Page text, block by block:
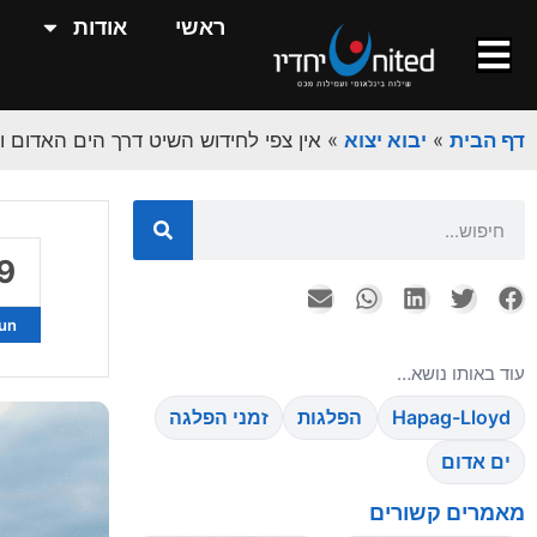
ראשי אודות
דף הבית » יבוא יצוא » אין צפי לחידוש השיט דרך הים
עוד באותו נושא…
Hapag-Lloyd הפלגות
זמני הפלגה
ים אדום
מאמרים קשורים